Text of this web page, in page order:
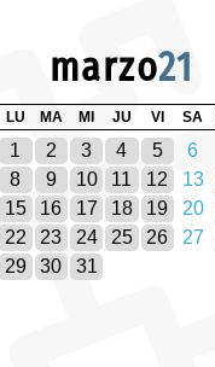
marzo21
LU MA MI JU VI SA
1 2 3 4 5 6
8
9 10 11 12 13
15
16 17 18 19 20
22
23 24 25 26 27
29
30 31